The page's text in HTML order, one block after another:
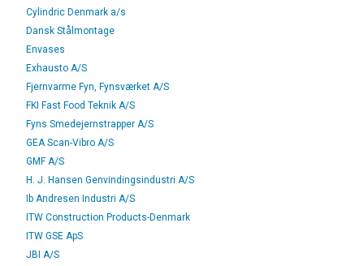
Cylindric Denmark a/s
Dansk Stålmontage
Envases
Exhausto A/S
Fjernvarme Fyn, Fynsværket A/S
FKI Fast Food Teknik A/S
Fyns Smedejernstrapper A/S
GEA Scan-Vibro A/S
GMF A/S
H. J. Hansen Genvindingsindustri A/S
Ib Andresen Industri A/S
ITW Construction Products-Denmark
ITW GSE ApS
JBI A/S